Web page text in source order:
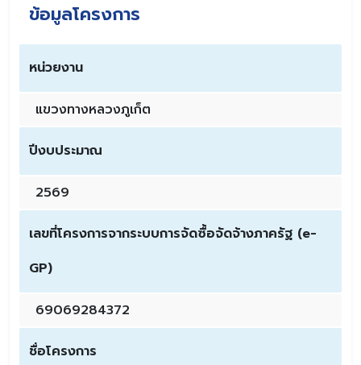
ข้อมูลโครงการ
หน่วยงาน
แขวงทางหลวงภูเก็ต
ปีงบประมาณ
2569
เลขที่โครงการจากระบบการจัดซื้อจัดจ้างภาครัฐ (e-
GP)
69069284372
ชื่อโครงการ